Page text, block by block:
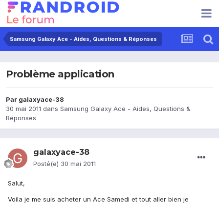
Samsung Galaxy Ace - Aides, Questions & Réponses
Problème application
Par galaxyace-38
30 mai 2011 dans Samsung Galaxy Ace - Aides, Questions &
Réponses
galaxyace-38
Posté(e) 30 mai 2011
Salut,
Voila je me suis acheter un Ace Samedi et tout aller bien je